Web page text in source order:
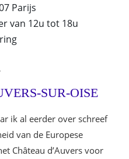
Parijs
van 12u tot 18u
SUR-OISE
ik al eerder over schreef
van de Europese
Château d’Auvers voor